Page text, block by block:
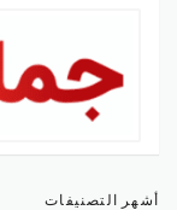
أشهر التصنيفات